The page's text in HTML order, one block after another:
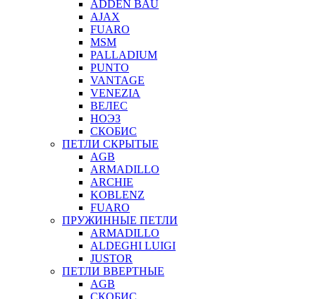
ADDEN BAU
AJAX
FUARO
MSM
PALLADIUM
PUNTO
VANTAGE
VENEZIA
ВЕЛЕС
НОЭЗ
СКОБИС
ПЕТЛИ СКРЫТЫЕ
AGB
ARMADILLO
ARCHIE
KOBLENZ
FUARO
ПРУЖИННЫЕ ПЕТЛИ
ARMADILLO
ALDEGHI LUIGI
JUSTOR
ПЕТЛИ ВВЕРТНЫЕ
AGB
СКОБИС